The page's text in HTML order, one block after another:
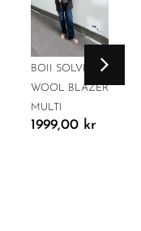
BOII SOLVEJ
WOOL BLAZER
MULTI
1999,00 kr